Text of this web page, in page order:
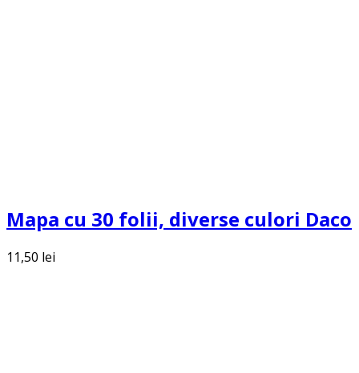
Mapa cu 30 folii, diverse culori Daco
11,50 lei